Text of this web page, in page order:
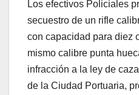
Los efectivos Policiales
secuestro de un rifle
con capacidad para diez
mismo calibre punta
infracción a la ley de
de la Ciudad Portuaria,